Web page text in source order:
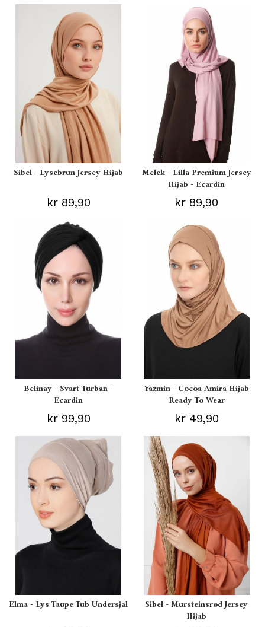
Sibel - Lysebrun Jersey Hijab
kr 89,90
Melek - Lilla Premium Jersey
Hijab - Ecardin
kr 89,90
Belinay - Svart Turban -
Ecardin
kr 99,90
Yazmin - Cocoa Amira Hijab
Ready To Wear
kr 49,90
Elma - Lys Taupe Tub Undersjal
Sibel - Mursteinsrød Jersey
Hijab